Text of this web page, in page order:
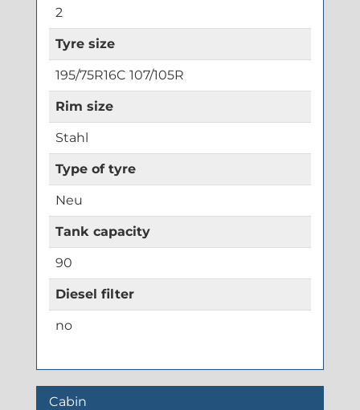
2
Tyre size
195/75R16C 107/105R
Rim size
Stahl
Type of tyre
Neu
Tank capacity
90
Diesel filter
no
Cabin